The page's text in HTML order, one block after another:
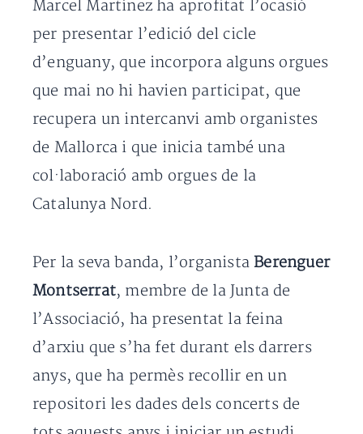
Marcel Martínez ha aprofitat l’ocasió
per presentar l’edició del cicle
d’enguany, que incorpora alguns orgues
que mai no hi havien participat, que
recupera un intercanvi amb organistes
de Mallorca i que inicia també una
col·laboració amb orgues de la
Catalunya Nord.
Per la seva banda, l’organista Berenguer
Montserrat, membre de la Junta de
l’Associació, ha presentat la feina
d’arxiu que s’ha fet durant els darrers
anys, que ha permès recollir en un
repositori les dades dels concerts de